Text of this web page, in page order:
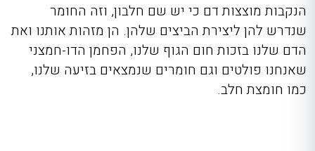
הנקבות מוצצות דם כי יש שם חלבון, וזה החומר
שנדרש להן ליצירת הביצים שלהן. הן מזהות אותנו ואת
הדם שלנו בזכות חום הגוף שלנו, הפחמן הדו-חמצני
שאנחנו פולטים וגם חומרים שנמצאים בזיעה שלנו,
כמו חומצת חלב.